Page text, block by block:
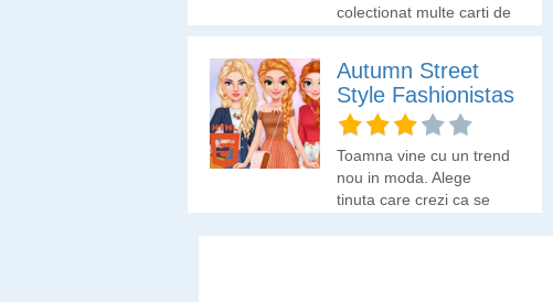
colectionat multe carti de
povesti. Pentru ca ii plac
povesti, s-a gandit sa
arate ca un personaj din
aceste carti. Ajut-o sa
Tinkerbell sau
Cenusareasa!
Autumn Street
Style Fashionistas
Toamna vine cu un trend
nou in moda. Alege
tinuta care crezi ca se